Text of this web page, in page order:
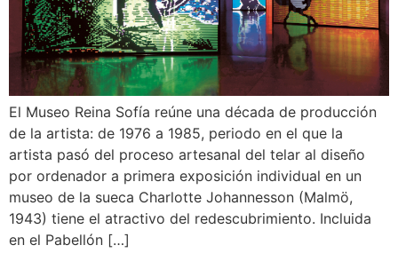
El Museo Reina Sofía reúne una década de producción
de la artista: de 1976 a 1985, periodo en el que la
artista pasó del proceso artesanal del telar al diseño
por ordenador a primera exposición individual en un
museo de la sueca Charlotte Johannesson (Malmö,
1943) tiene el atractivo del redescubrimiento. Incluida
en el Pabellón […]